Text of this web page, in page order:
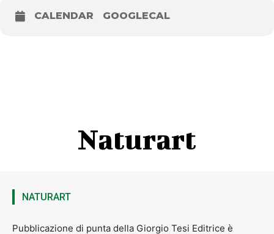
CALENDAR GOOGLECAL
Naturart
NATURART
Pubblicazione di punta della Giorgio Tesi Editrice è